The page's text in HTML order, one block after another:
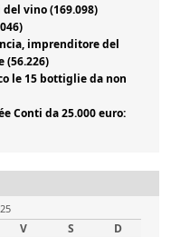
vino (169.098)
imprenditore del
(56.226)
le 15 bottiglie da non
Conti da 25.000 euro:
V S
D